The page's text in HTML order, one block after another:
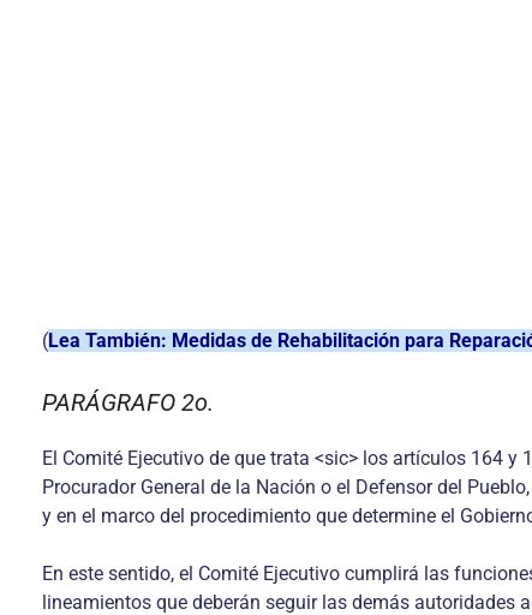
(Lea También: Medidas de Rehabilitación para
PARÁGRAFO 2o.
El Comité Ejecutivo de que trata <sic> los artículos 164
Procurador General de la Nación o el Defensor del
y en el marco del procedimiento que determine el
En este sentido, el Comité Ejecutivo cumplirá las
lineamientos que deberán seguir las demás autoridades